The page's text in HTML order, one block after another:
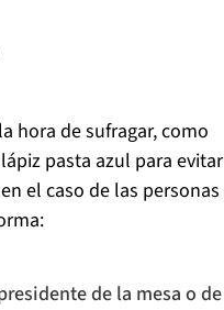
hora de sufragar, como
pasta azul para evitar
el caso de las personas
de la mesa o de